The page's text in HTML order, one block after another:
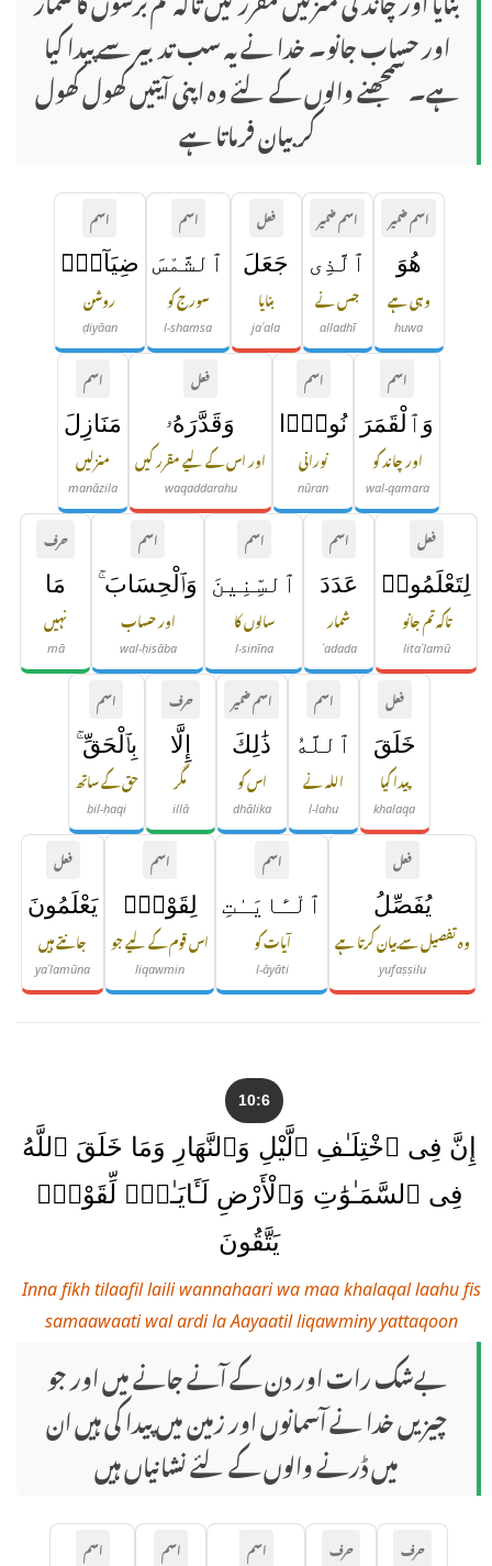
اور حساب جانو۔ خدا نے یہ سب تدبیر سے پیدا کیا
ہے۔ سمجھنے والوں کے لئے وہ اپنی آیتیں کھول کھول
کر بیان فرماتا ہے
اسم ضمیر
هُوَ
وہی ہے
huwa
اسم ضمیر
ٱلَّذِى
جس نے
alladhī
فعل
جَعَلَ
بنایا
jaʿala
اسم
ٱلشَّمْسَ
سورج کو
l-shamsa
اسم
ضِيَآءًۭ
روشن
ḍiyāan
اسم
وَٱلْقَمَرَ
اور چاند کو
wal-qamara
اسم
نُورًۭا
نورانی
nūran
فعل
وَقَدَّرَهُۥ
اور اس کے لیے مقرر کیں
waqaddarahu
اسم
مَنَازِلَ
منزلیں
manāzila
فعل
لِتَعْلَمُوا۟
تاکہ تم جانو
litaʿlamū
اسم
عَدَدَ
شمار
ʿadada
اسم
ٱلسِّنِينَ
سالوں کا
l-sinīna
اسم
وَٱلْحِسَابَ ۚ
اور حساب
wal-ḥisāba
حرف
مَا
نہیں
mā
فعل
خَلَقَ
پیدا کیا
khalaqa
اسم
ٱللَّهُ
اللہ نے
l-lahu
اسم ضمیر
ذَٰلِكَ
اس کو
dhālika
حرف
إِلَّا
مگر
illā
اسم
بِٱلْحَقِّ ۚ
حق کے ساتھ
bil-ḥaqi
فعل
يُفَصِّلُ
وہ تفصیل سے بیان کرتا ہے
yufaṣṣilu
اسم
ٱلْـَٔايَـٰتِ
آیات کو
l-āyāti
اسم
لِقَوْمٍۢ
اس قوم کے لیے جو
liqawmin
فعل
يَعْلَمُونَ
جانتے ہیں
yaʿlamūna
10:6
إِنَّ فِى ٱخْتِلَـٰفِ ٱلَّيْلِ وَٱلنَّهَارِ وَمَا خَلَقَ ٱللَّهُ
فِى ٱلسَّمَـٰوَٰتِ وَٱلْأَرْضِ لَـَٔايَـٰتٍۢ لِّقَوْمٍۢ
يَتَّقُونَ
Inna fikh tilaafil laili wannahaari wa maa khalaqal laahu fis
samaawaati wal ardi la Aayaatil liqawminy yattaqoon
بےشک رات اور دن کے آنے جانے میں اور جو
چیزیں خدا نے آسمانوں اور زمین میں پیدا کی ہیں ان
میں ڈرنے والوں کے لئے نشانیاں ہیں
حرف
حرف
اسم
اسم
اسم